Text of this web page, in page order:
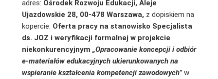
adres: Ośrodek Rozwoju Edukacji, Aleje
Ujazdowskie 28, 00-478 Warszawa, z dopiskiem na
kopercie: Oferta pracy na stanowisko Specjalista
ds. JOZ i weryfikacji formalnej w projekcie
niekonkurencyjnym „Opracowanie koncepcji i odbiór
e-materiałów edukacyjnych ukierunkowanych na
wspieranie kształcenia kompetencji zawodowych” w